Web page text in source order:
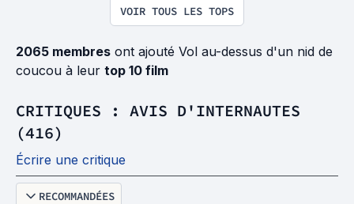
VOIR TOUS LES TOPS
2065 membres ont ajouté Vol au-dessus d'un nid de
coucou à leur top 10 film
CRITIQUES : AVIS D'INTERNAUTES
(416)
Écrire une critique
RECOMMANDÉES